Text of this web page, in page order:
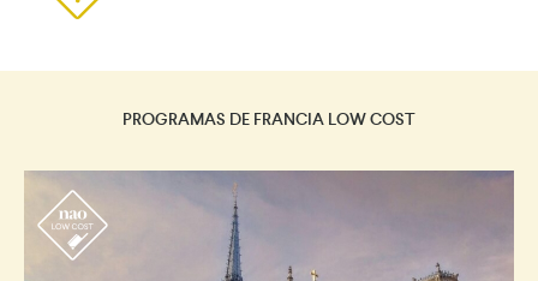
PROGRAMAS DE FRANCIA LOW COST
r